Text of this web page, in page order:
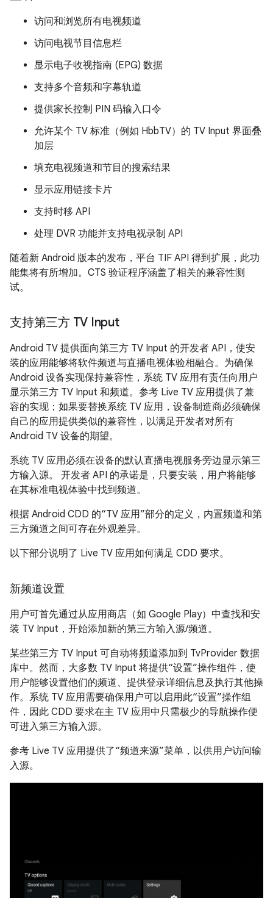
访问和浏览所有电视频道
访问电视节目信息栏
显示电子收视指南 (EPG) 数据
支持多个音频和字幕轨道
提供家长控制 PIN 码输入口令
允许某个 TV 标准（例如 HbbTV）的 TV Input 界面叠
加层
填充电视频道和节目的搜索结果
显示应用链接卡片
支持时移 API
处理 DVR 功能并支持电视录制 API
随着新 Android 版本的发布，平台 TIF API 得到扩展，此功
能集将有所增加。CTS 验证程序涵盖了相关的兼容性测
试。
支持第三方 TV Input
Android TV 提供面向第三方 TV Input 的开发者 API，使安
装的应用能够将软件频道与直播电视体验相融合。为确保
Android 设备实现保持兼容性，系统 TV 应用有责任向用户
显示第三方 TV Input 和频道。参考 Live TV 应用提供了兼
容的实现；如果要替换系统 TV 应用，设备制造商必须确保
自己的应用提供类似的兼容性，以满足开发者对所有
Android TV 设备的期望。
系统 TV 应用必须在设备的默认直播电视服务旁边显示第三
方输入源。 开发者 API 的承诺是，只要安装，用户将能够
在其标准电视体验中找到频道。
根据 Android CDD 的“TV 应用”部分的定义，内置频道和第
三方频道之间可存在外观差异。
以下部分说明了 Live TV 应用如何满足 CDD 要求。
新频道设置
用户可首先通过从应用商店（如 Google Play）中查找和安
装 TV Input，开始添加新的第三方输入源/频道。
某些第三方 TV Input 可自动将频道添加到 TvProvider 数据
库中。然而，大多数 TV Input 将提供“设置”操作组件，使
用户能够设置他们的频道、提供登录详细信息及执行其他操
作。系统 TV 应用需要确保用户可以启用此“设置”操作组
件，因此 CDD 要求在主 TV 应用中只需极少的导航操作便
可进入第三方输入源。
参考 Live TV 应用提供了“频道来源”菜单，以供用户访问输
入源。